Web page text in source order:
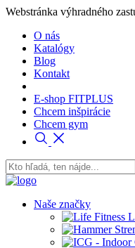
Webstránka výhradného
O nás
Katalógy
Blog
Kontakt
E-shop FITPLUS
Chcem inšpirácie
Chcem gym
Naše značky